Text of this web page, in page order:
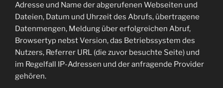
Adresse und Name der abgerufenen Webseiten und
Dateien, Datum und Uhrzeit des Abrufs, übertragene
Datenmengen, Meldung über erfolgreichen Abruf,
Browsertyp nebst Version, das Betriebssystem des
Nutzers, Referrer URL (die zuvor besuchte Seite) und
im Regelfall IP-Adressen und der anfragende Provider
gehören.